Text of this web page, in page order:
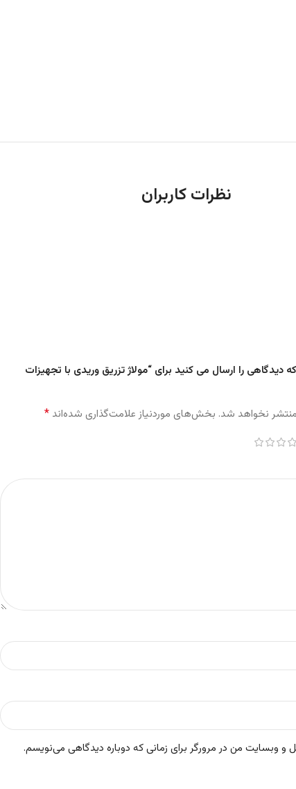
نظرات کاربران
دیدگاهی را ارسال می کنید برای “مولاژ تزریق وریدی با تجهیزات
نخواهد شد. بخش‌های موردنیاز علامت‌گذاری شده‌اند*
و وبسایت من در مرورگر برای زمانی که دوباره دیدگاهی می‌نویسم.